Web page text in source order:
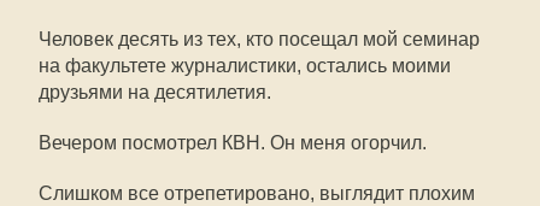
Человек десять из тех, кто посещал мой семинар
на факультете журналистики, остались моими
друзьями на десятилетия.
Вечером посмотрел КВН. Он меня огорчил.
Слишком все отрепетировано, выглядит плохим